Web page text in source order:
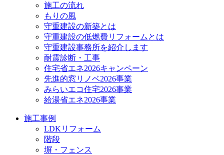
施工の流れ
もりの風
守重建設の新築とは
守重建設の低燃費リフォームとは
守重建設事務所を紹介します
耐震診断・工事
住宅省エネ2026キャンペーン
先進的窓リノベ2026事業
みらいエコ住宅2026事業
給湯省エネ2026事業
施工事例
LDKリフォーム
階段
塀・フェンス